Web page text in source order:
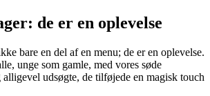
de er en oplevelse
bare en del af en menu; de er en oplevelse.
unge som gamle, med vores søde
udsøgte, de tilføjede en magisk touch